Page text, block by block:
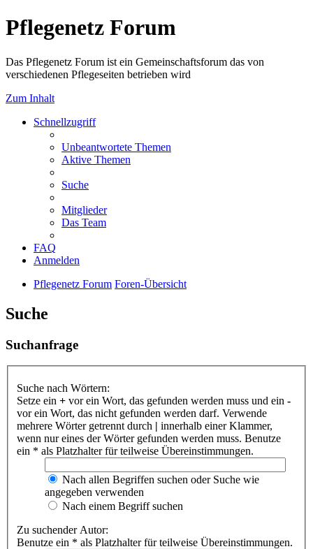
Pflegenetz Forum
Das Pflegenetz Forum ist ein Gemeinschaftsforum das von
verschiedenen Pflegeseiten betrieben wird
Zum Inhalt
Schnellzugriff
Unbeantwortete Themen
Aktive Themen
Suche
Mitglieder
Das Team
FAQ
Anmelden
Pflegenetz Forum Foren-Übersicht
Suche
Suchanfrage
Suche nach Wörtern:
Setze ein + vor ein Wort, das gefunden werden muss und ein -
vor ein Wort, das nicht gefunden werden darf. Verwende
mehrere Wörter getrennt durch | innerhalb einer Klammer,
wenn nur eines der Wörter gefunden werden muss. Benutze
ein * als Platzhalter für teilweise Übereinstimmungen.
Nach allen Begriffen suchen oder Suche wie
angegeben verwenden
Nach einem Begriff suchen
Zu suchender Autor:
Benutze ein * als Platzhalter für teilweise Übereinstimmungen.